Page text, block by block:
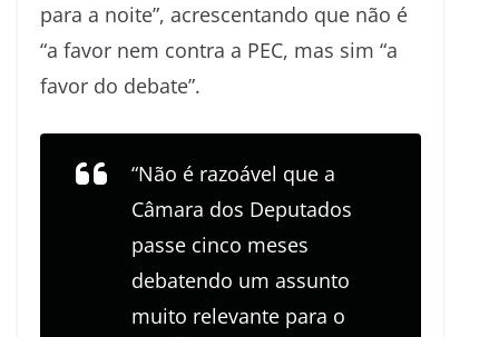
para a noite”, acrescentando que não é
“a favor nem contra a PEC, mas sim “a
favor do debate”.
“Não é razoável que a
Câmara dos Deputados
passe cinco meses
debatendo um assunto
muito relevante para o